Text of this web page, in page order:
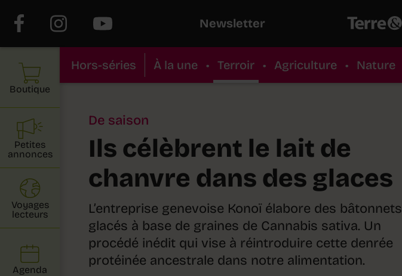
Newsletter
Hors-séries À la une • Terroir • Agriculture • Nature
De saison
Ils célèbrent le lait de
chanvre dans des glaces
L’entreprise genevoise Konoï élabore des bâtonnets
glacés à base de graines de Cannabis sativa. Un
procédé inédit qui vise à réintroduire cette denrée
protéinée ancestrale dans notre alimentation.
Boutique
Petites
annonces
Voyages
lecteurs
Agenda